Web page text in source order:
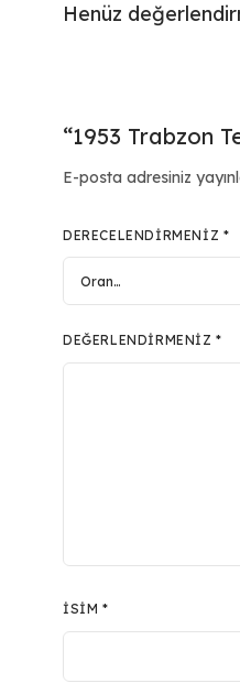
Henüz
“1953 Trabzon
E-posta adresiniz
DERECELENDIRMENIZ *
DEĞERLENDIRMENIZ*
İSIM*